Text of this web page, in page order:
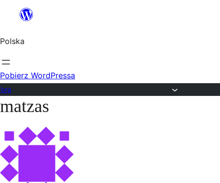
Przejdź
treści
Polska
Pobierz WordPressa
Przejdź
treści
matzas